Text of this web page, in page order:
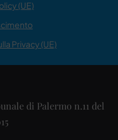
(UE)
Privacy (UE)
di Palermo n.11 del